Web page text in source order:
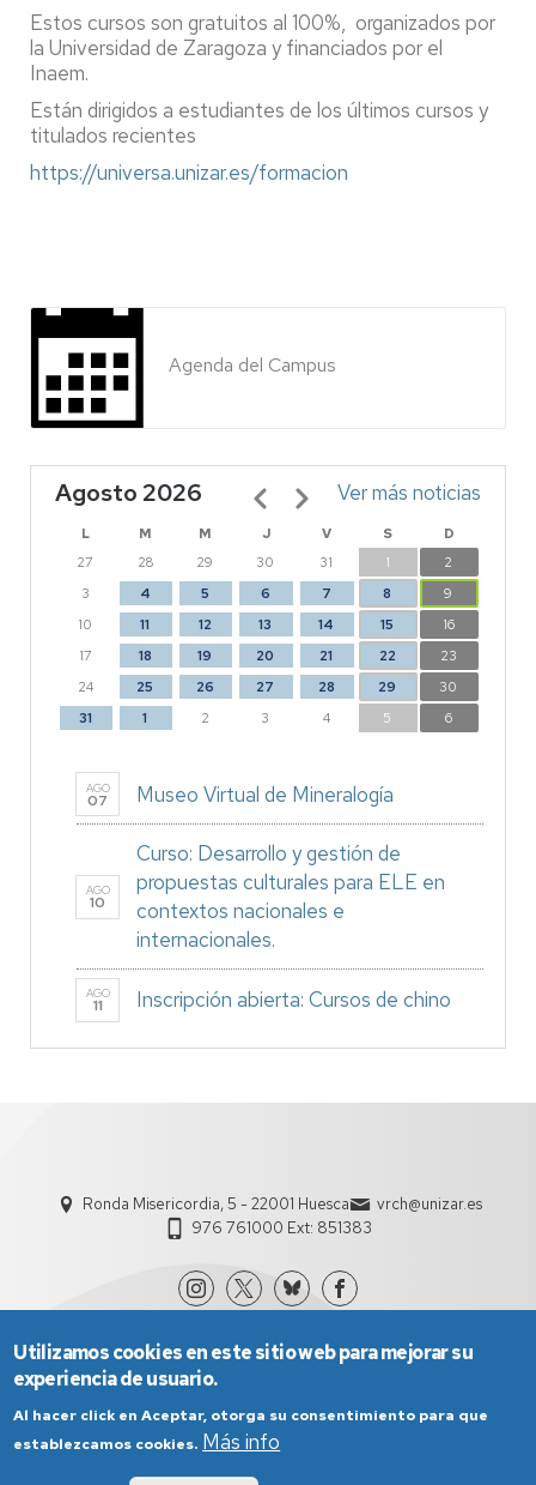
Estos cursos son gratuitos al 100%, organizados por
la Universidad de Zaragoza y financiados por el
Inaem.
Están dirigidos a estudiantes de los últimos cursos y
titulados recientes
https://universa.unizar.es/formacion
Agenda del Campus
Agosto 2026
L M M J V S
D
27
28 29 30 31 1
2
3
4 5 6 7 8
9
10
11 12 13 14 15
16
17
18 19 20 21 22
23
24
25 26 27 28 29
30
31
1 2 3 4 5 6
Paginación Ver más noticias
AGO
07 Museo Virtual de Mineralogía
AGO
10
Curso: Desarrollo y gestión de
propuestas culturales para ELE en
contextos nacionales e
internacionales.
AGO
11 Inscripción abierta: Cursos de chino
Ronda Misericordia, 5 - 22001 Huesca
vrch@unizar.es
976 761000 Ext: 851383
Utilizamos cookies en este sitio web para mejorar su
experiencia de usuario.
Al hacer click en Aceptar, otorga su consentimiento para que
establezcamos cookies. Más info